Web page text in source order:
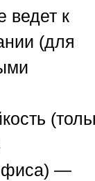
ведет к
(для
—